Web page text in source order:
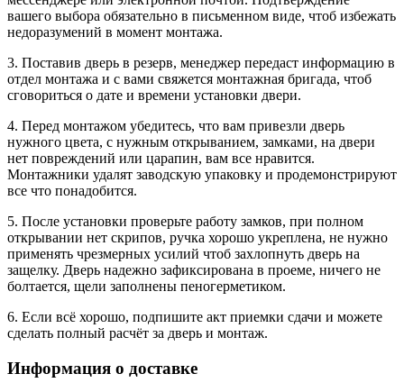
вашего выбора обязательно в письменном виде, чтоб избежать
недоразумений в момент монтажа.
3. Поставив дверь в резерв, менеджер передаст информацию в
отдел монтажа и с вами свяжется монтажная бригада, чтоб
сговориться о дате и времени установки двери.
4. Перед монтажом убедитесь, что вам привезли дверь
нужного цвета, с нужным открыванием, замками, на двери
нет повреждений или царапин, вам все нравится.
Монтажники удалят заводскую упаковку и продемонстрируют
все что понадобится.
5. После установки проверьте работу замков, при полном
открывании нет скрипов, ручка хорошо укреплена, не нужно
применять чрезмерных усилий чтоб захлопнуть дверь на
защелку. Дверь надежно зафиксирована в проеме, ничего не
болтается, щели заполнены пеногерметиком.
6. Если всё хорошо, подпишите акт приемки сдачи и можете
сделать полный расчёт за дверь и монтаж.
Информация о доставке